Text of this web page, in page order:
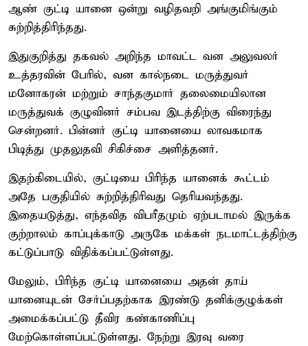
ஆண் குட்டி யானை ஒன்று வழிதவறி அங்குமிங்கும்
சுற்றித்திரிந்தது.
இதுகுறித்து தகவல் அறிந்த மாவட்ட வன அலுவலர்
உத்தரவின் பேரில், வன கால்நடை மருத்துவர்
மனோகரன் மற்றும் சாந்தகுமார் தலைமையிலான
மருத்துவக் குழுவினர் சம்பவ இடத்திற்கு விரைந்து
சென்றனர். பின்னர் குட்டி யானையை லாவகமாக
பிடித்து முதலுதவி சிகிச்சை அளித்தனர்.
இதற்கிடையில், குட்டியை பிரிந்த யானைக் கூட்டம்
அதே பகுதியில் சுற்றித்திரிவது தெரியவந்தது.
இதையடுத்து, எந்தவித விபரீதமும் ஏற்படாமல் இருக்க
குற்றாலம் காப்புக்காடு அருகே மக்கள் நடமாட்டத்திற்கு
கட்டுப்பாடு விதிக்கப்பட்டுள்ளது.
மேலும், பிரிந்த குட்டி யானையை அதன் தாய்
யானையுடன் சேர்ப்பதற்காக இரண்டு தனிக்குழுக்கள்
அமைக்கப்பட்டு தீவிர கண்காணிப்பு
மேற்கொள்ளப்பட்டுள்ளது. நேற்று இரவு வரை